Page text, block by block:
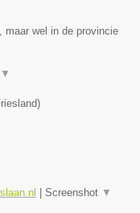
maar wel in de provincie
▼
)
Screenshot ▼